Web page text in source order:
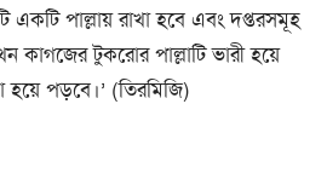
পাল্লায় রাখা হবে এবং দপ্তরসমূহ
কাগজের টুকরোর পাল্লাটি ভারী হয়ে
হয়ে পড়বে।’ (তিরমিজি)